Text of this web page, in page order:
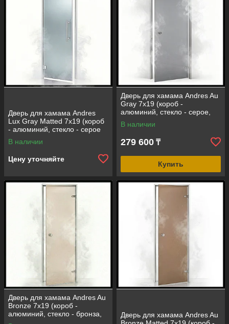
Дверь для хамама Andres
Lux Gray Matted 7х19 (короб
- алюминий, стекло - серое
матовое, без порога)
В наличии
Цену уточняйте
Дверь для хамама Andres Au
Gray 7х19 (короб -
алюминий, стекло - серое,
без порога)
В наличии
279 600 ₸
Купить
Дверь для хамама Andres Au
Bronze 7х19 (короб -
алюминий, стекло - бронза,
без порога)
Дверь для хамама Andres Au